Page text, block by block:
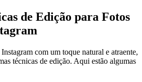
de Edição para⁢ Fotos
com um toque ​natural e atraente,
técnicas de edição.‍ Aqui​ estão‍ algumas⁢